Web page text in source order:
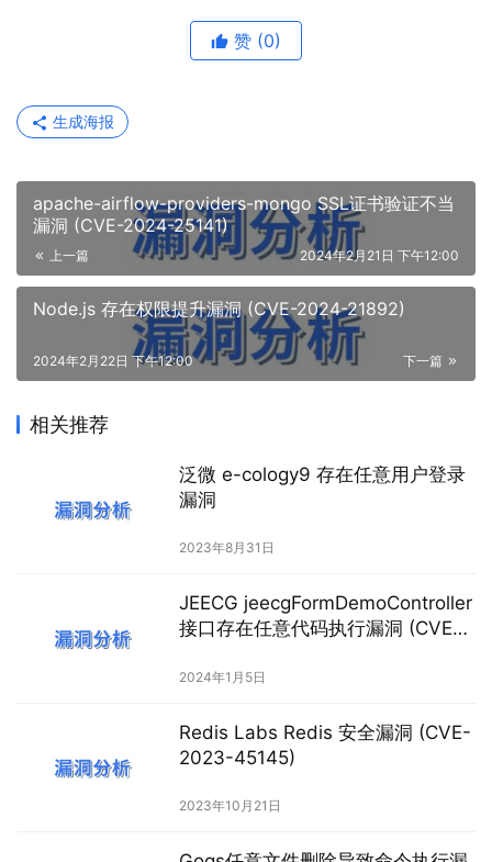
赞 (0)
生成海报
apache-airflow-providers-mongo SSL证书验证不当
漏洞 (CVE-2024-25141)
上一篇 2024年2月21日 下午12:00
Node.js 存在权限提升漏洞 (CVE-2024-21892)
下一篇
2024年2月22日 下午12:00
相关推荐
泛微 e-cology9 存在任意用户登录
漏洞
2023年8月31日
JEECG jeecgFormDemoController
接口存在任意代码执行漏洞 (CVE-
2024年1月5日
Redis Labs Redis 安全漏洞 (CVE-
2023-45145)
2023年10月21日